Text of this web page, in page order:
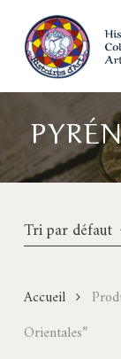
main
content
Tri par défaut
Accueil
Orientales”